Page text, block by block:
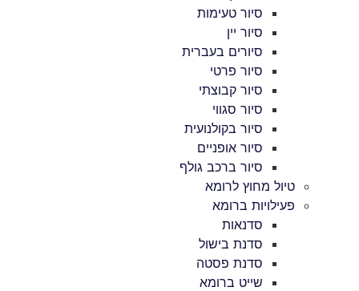
סיור טעימות
סיור יין
סיורים בעברית
סיור פרטי
סיור קבוצתי
סיור סגווי
סיור בקולנועית
סיור אופניים
סיור ברכב גולף
טיול מחוץ לרומא
פעילויות ברומא
סדנאות
סדנת בישול
סדנת פסטה
שייט ברומא